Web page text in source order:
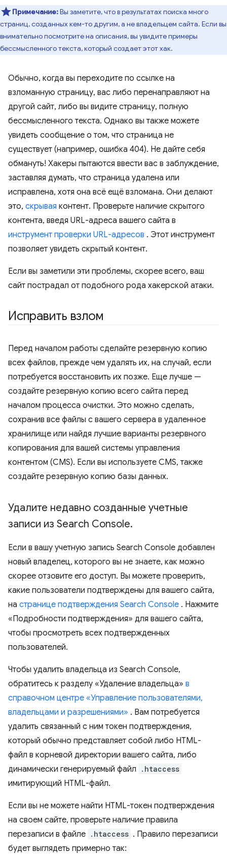
Примечание:Вы заметите, что в результатах поиска много
страниц, созданных кем-то другим, а не владельцем сайта. Если вы
внимательно посмотрите на описания, вы увидите примеры
бессмысленного текста, который создает этот хак.
Обычно, когда вы переходите по ссылке на
взломанную страницу, вас либо перенаправляют на
другой сайт, либо вы видите страницу, полную
бессмысленного текста. Однако вы также можете
увидеть сообщение о том, что страница не
существует (например, ошибка 404). Не дайте себя
обмануть! Хакеры пытаются ввести вас в заблуждение,
заставляя думать, что страница удалена или
исправлена, хотя она всё ещё взломана. Они делают
это, скрывая контент. Проверьте наличие скрытого
контента, введя URL-адреса вашего сайта в
инструмент проверки URL-адресов . Этот инструмент
позволяет увидеть скрытый контент.
Если вы заметили эти проблемы, скорее всего, ваш
сайт пострадал от подобного рода хакерской атаки.
Исправить взлом
Перед началом работы сделайте резервную копию
всех файлов, прежде чем удалять их, на случай, если
потребуется восстановить их позже. Еще лучше —
создайте резервную копию всего сайта перед
началом процесса очистки. Это можно сделать,
сохранив все файлы с вашего сервера в удаленное
хранилище или найдя лучшие варианты резервного
копирования для вашей системы управления
контентом (CMS). Если вы используете CMS, также
создайте резервную копию базы данных.
Удалите недавно созданные учетные
записи из Search Console.
Если в вашу учетную запись Search Console добавлен
новый владелец, которого вы не знаете, как можно
скорее отзовите его доступ. Вы можете проверить,
какие пользователи подтверждены для вашего сайта,
на странице подтверждения Search Console . Нажмите
«Подробности подтверждения» для вашего сайта,
чтобы просмотреть всех подтвержденных
пользователей.
Чтобы удалить владельца из Search Console,
обратитесь к разделу «Удаление владельца» в
справочном центре «Управление пользователями,
владельцами и разрешениями» . Вам потребуется
удалить связанный с ним токен подтверждения,
который обычно представляет собой либо HTML-
файл в корневой директории вашего сайта, либо
динамически генерируемый файл
.htaccess
имитирующий HTML-файл.
Если вы не можете найти HTML-токен подтверждения
на своем сайте, проверьте наличие правила
перезаписи в файле .htaccess . Правило перезаписи
будет выглядеть примерно так: